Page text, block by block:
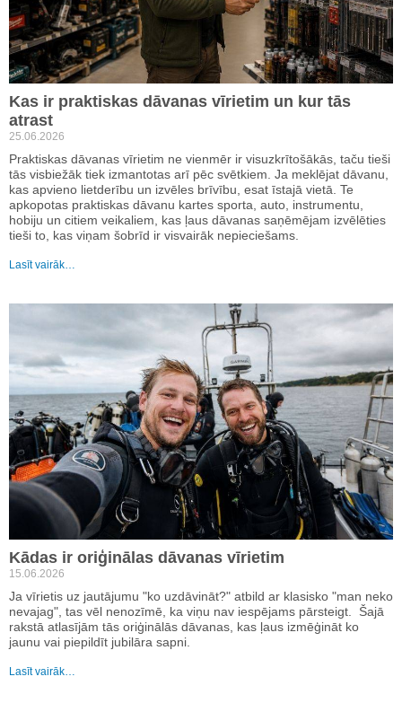
Kas ir praktiskas dāvanas vīrietim un kur tās
atrast
25.06.2026
Praktiskas dāvanas vīrietim ne vienmēr ir visuzkrītošākās, taču tieši
tās visbiežāk tiek izmantotas arī pēc svētkiem. Ja meklējat dāvanu,
kas apvieno lietderību un izvēles brīvību, esat īstajā vietā. Te
apkopotas praktiskas dāvanu kartes sporta, auto, instrumentu,
hobiju un citiem veikaliem, kas ļaus dāvanas saņēmējam izvēlēties
tieši to, kas viņam šobrīd ir visvairāk nepieciešams.
Lasīt vairāk…
Kādas ir oriģinālas dāvanas vīrietim
15.06.2026
Ja vīrietis uz jautājumu "ko uzdāvināt?" atbild ar klasisko "man neko
nevajag", tas vēl nenozīmē, ka viņu nav iespējams pārsteigt. Šajā
rakstā atlasījām tās oriģinālās dāvanas, kas ļaus izmēģināt ko
jaunu vai piepildīt jubilāra sapni.
Lasīt vairāk…